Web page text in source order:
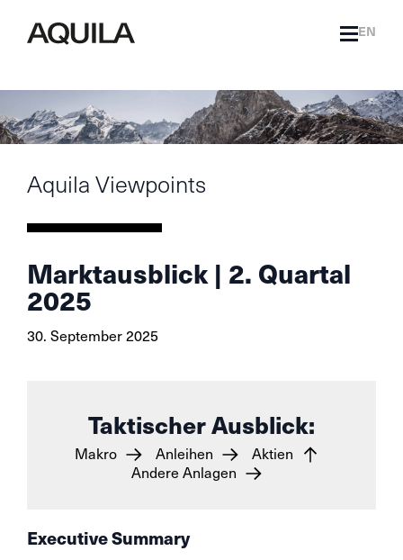
EN
Aquila Viewpoints
Marktausblick | 2. Quartal
2025
30. September 2025
Taktischer Ausblick:
Makro Anleihen
Aktien
Andere Anlagen
Executive Summary